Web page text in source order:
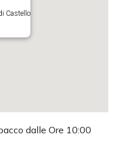
Castello
dalle Ore 10:00